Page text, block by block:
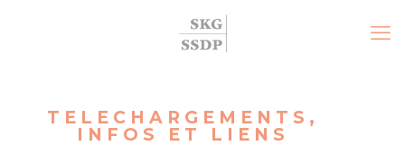
TELECHARGEMENTS,
INFOS ET LIENS